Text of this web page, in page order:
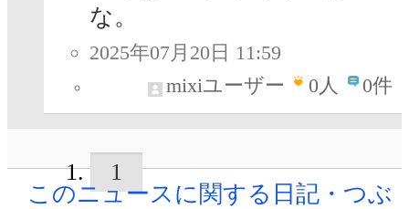
な。
2025年07月20日 11:59
mixiユーザー
0人 0件
1
このニュースに関する日記・つぶ